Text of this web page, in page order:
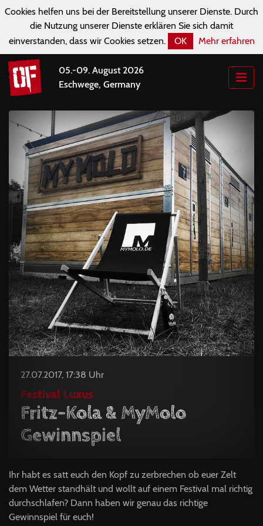
Cookies helfen uns bei der Bereitstellung unserer Dienste. Durch
die Nutzung unserer Dienste erklären Sie sich damit
einverstanden, dass wir Cookies setzen.
OK Mehr erfahren
05.-09. August 2026
Eschwege, Germany
27.07.2017, 17:38 Uhr
Festival Luxus
Fritz-Kola & MyMolo
Gewinnspiel
Ihr habt es satt euch den Kopf zu zerbrechen ob euer Zelt
dem Wetter standhält und wollt auf einem Festival mal richtig
durchschlafen? Dann haben wir genau das richtige
Gewinnspiel für euch!